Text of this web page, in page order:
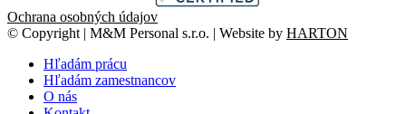
Ochrana osobných údajov
© Copyright | M&M Personal s.r.o. | Website by HARTON
Hľadám prácu
Hľadám zamestnancov
O nás